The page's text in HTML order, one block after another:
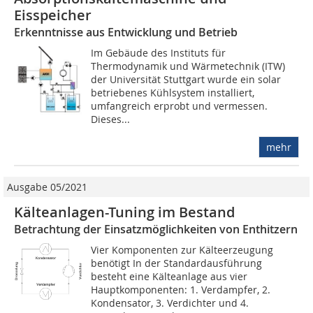
Eisspeicher
Erkenntnisse aus Entwicklung und Betrieb
Im Gebäude des Instituts für
Thermodynamik und Wärmetechnik (ITW)
der Universität Stuttgart wurde ein solar
betriebenes Kühlsystem installiert,
umfangreich erprobt und vermessen.
Dieses...
mehr
Ausgabe 05/2021
Kälteanlagen-Tuning im Bestand
Betrachtung der Einsatzmöglichkeiten von Enthitzern
Vier Komponenten zur Kälteerzeugung
benötigt In der Standardausführung
besteht eine Kälteanlage aus vier
Hauptkomponenten: 1. Verdampfer, 2.
Kondensator, 3. Verdichter und 4.